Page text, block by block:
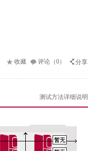
收藏 评论（0） 分享
测试方法详细说明
暂无